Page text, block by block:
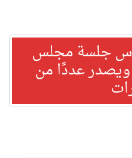
جلسة مجلس
عددًا من